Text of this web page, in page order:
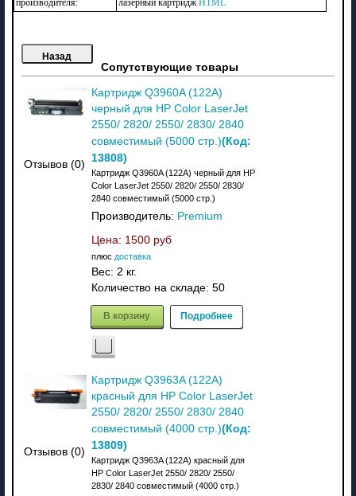
Сопутствующие товары
Отзывов (0)
Картридж Q3960A (122A)
черный для HP Color LaserJet
2550/ 2820/ 2550/ 2830/ 2840
совместимый (5000 стр.)(Код:
13808)
Картридж Q3960A (122A) черный для HP
Color LaserJet 2550/ 2820/ 2550/ 2830/
2840 совместимый (5000 стр.)
Производитель: Premium
Цена: 1500 руб
плюс доставка
Вес: 2 кг.
Количество на складе: 50
В корзину Подробнее
Отзывов (0)
Картридж Q3963A (122A)
красный для HP Color LaserJet
2550/ 2820/ 2550/ 2830/ 2840
совместимый (4000 стр.)(Код:
13809)
Картридж Q3963A (122A) красный для
HP Color LaserJet 2550/ 2820/ 2550/
2830/ 2840 совместимый (4000 стр.)